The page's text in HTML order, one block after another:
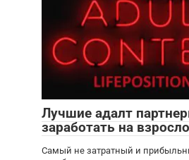
Лучшие адалт
заработать на
Самый не затратный и